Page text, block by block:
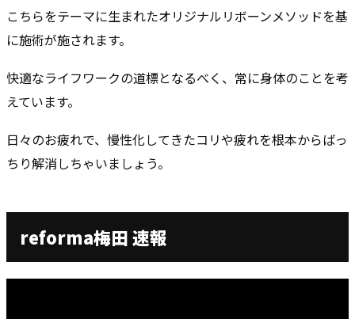
こちらをテーマに生まれたオリジナルリボーンメソッドを基
に施術が施されます。
快適なライフワークの道標となるべく、常に身体のことを考
えています。
日々のお疲れで、慢性化してきたコリや疲れを根本からばっ
ちり解消しちゃいましょう。
reforma梅田 速報